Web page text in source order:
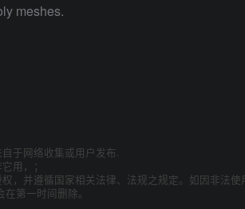
meshes.
于网络收集或用户发布.
用，；
，并遵循国家相关法律、法规之规定。如因非法使
第一时间删除。